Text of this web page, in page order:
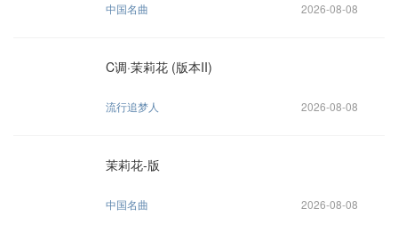
中国名曲 2026-08-08
C调·茉莉花 (版本II)
流行追梦人 2026-08-08
茉莉花-版
中国名曲 2026-08-08